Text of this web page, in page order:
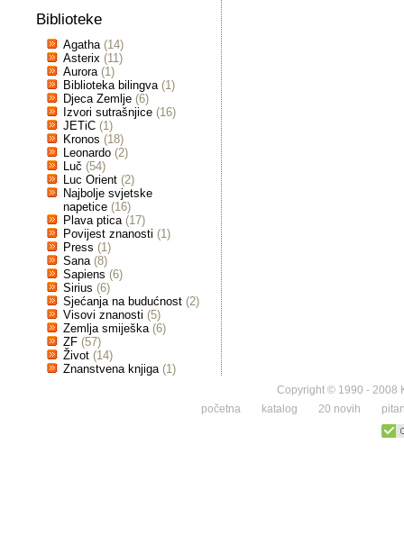
Biblioteke
Agatha (14)
Asterix (11)
Aurora (1)
Biblioteka bilingva (1)
Djeca Zemlje (6)
Izvori sutrašnjice (16)
JETiC (1)
Kronos (18)
Leonardo (2)
Luč (54)
Luc Orient (2)
Najbolje svjetske
napetice (16)
Plava ptica (17)
Povijest znanosti (1)
Press (1)
Sana (8)
Sapiens (6)
Sirius (6)
Sjećanja na budućnost (2)
Visovi znanosti (5)
Zemlja smiješka (6)
ZF (57)
Život (14)
Znanstvena knjiga (1)
Copyright © 1990 - 2008
početna
katalog 20 novih